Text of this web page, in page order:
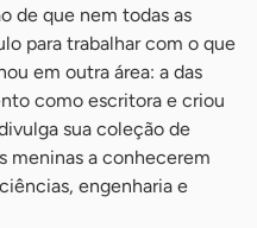
de que nem todas as
para trabalhar com o que
em outra área: a das
como escritora e criou
sua coleção de
meninas a conhecerem
engenharia e